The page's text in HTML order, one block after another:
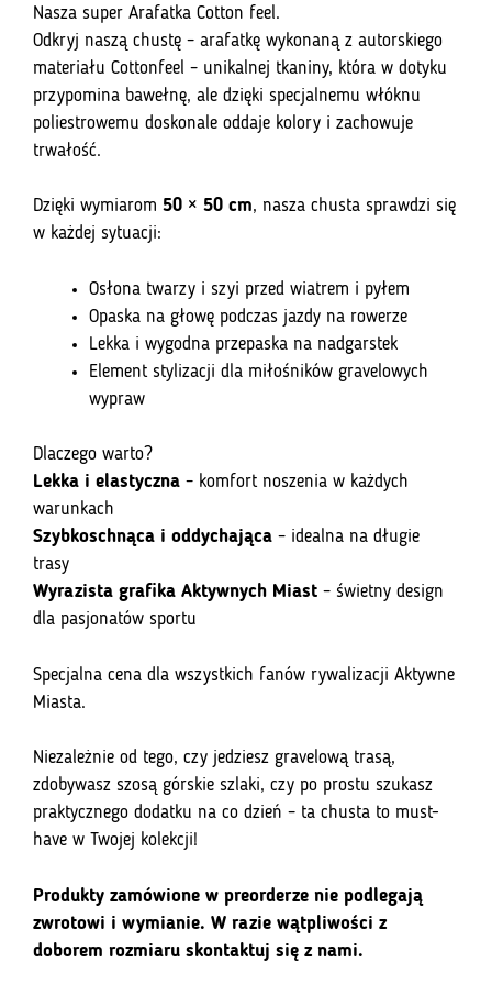
Nasza super Arafatka Cotton feel.
Odkryj naszą chustę – arafatkę wykonaną z autorskiego
materiału Cottonfeel – unikalnej tkaniny, która w dotyku
przypomina bawełnę, ale dzięki specjalnemu włóknu
poliestrowemu doskonale oddaje kolory i zachowuje
trwałość.
Dzięki wymiarom 50 × 50 cm, nasza chusta sprawdzi się
w każdej sytuacji:
Osłona twarzy i szyi przed wiatrem i pyłem
Opaska na głowę podczas jazdy na rowerze
Lekka i wygodna przepaska na nadgarstek
Element stylizacji dla miłośników gravelowych
wypraw
Dlaczego warto?
Lekka i elastyczna – komfort noszenia w każdych
warunkach
Szybkoschnąca i oddychająca – idealna na długie
trasy
Wyrazista grafika Aktywnych Miast – świetny design
dla pasjonatów sportu
Specjalna cena dla wszystkich fanów rywalizacji Aktywne
Miasta.
Niezależnie od tego, czy jedziesz gravelową trasą,
zdobywasz szosą górskie szlaki, czy po prostu szukasz
praktycznego dodatku na co dzień – ta chusta to must-
have w Twojej kolekcji!
Produkty zamówione w preorderze nie podlegają
zwrotowi i wymianie. W razie wątpliwości z
doborem rozmiaru skontaktuj się z nami.